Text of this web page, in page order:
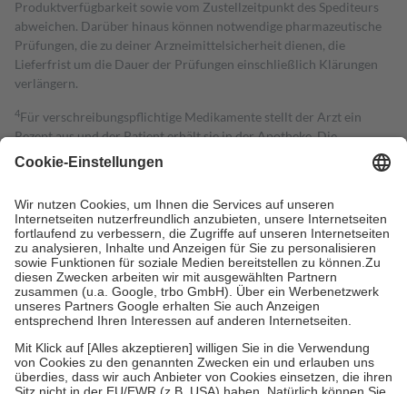
Produktverfügbarkeit sowie vom Zustellzeitpunkt des Spediteurs
abweichen. Darüber hinaus können notwendige pharmazeutische
Prüfungen, die zu deiner Arzneimittelsicherheit dienen, die
Lieferfrist um die Dauer der Prüfungen einschließlich Klärungen
verlängern.
4Für verschreibungspflichtige Medikamente stellt der Arzt ein
Rezept aus und der Patient erhält sie in der Apotheke. Die
gesetzliche Krankenversicherung übernimmt in der Regel die
Kosten dafür, der Versicherte trägt einen Teil davon als Zuzahlung
Grundsätzlich leisten Mitglieder Zuzahlungen in Höhe von zehn
Prozent des Abgabepreises,mindestens jedochfünf Euround
höchstens zehn Euro.Es sind jedoch nie mehr als die tatsächlichen
Kosten der Leistung zu entrichten.
Diese Regeln gelten grundsätzlich auch für Online-Apotheken.
Bei Heilmitteln und häuslicher Krankenpflege beträgt die
Zuzahlung zehn Prozent der Kosten sowie zehn Euro je
Verordnung.
Um das Engagement der Versicherten für ihre eigene Gesundheit zu
stärken und die besondere Stellung der Familie zu unterstützen,